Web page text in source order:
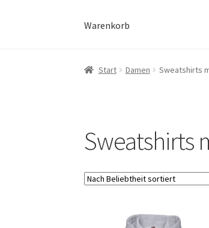
Warenkorb
Start Damen Sweatshirts
Sweatshirts